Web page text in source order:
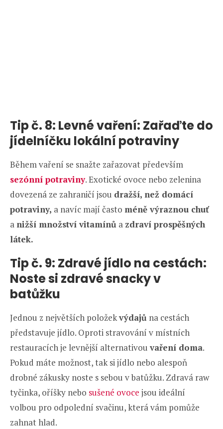
Tip č. 8: Levné vaření: Zařaďte do
jídelníčku lokální potraviny
Během vaření se snažte zařazovat především
sezónní potraviny. Exotické ovoce nebo zelenina
dovezená ze zahraničí jsou dražší, než domácí
potraviny, a navíc mají často méně výraznou chuť
a nižší množství vitamínů a zdraví prospěšných
látek.
Tip č. 9: Zdravé jídlo na cestách:
Noste si zdravé snacky v
batůžku
Jednou z největších položekvýdajů na cestách
představuje jídlo. Oproti stravování v místních
restauracích je levnější alternativou vaření doma.
Pokud máte možnost, tak si jídlo nebo alespoň
drobné zákusky noste s sebou v batůžku. Zdravá raw
tyčinka, oříšky nebo sušené ovoce jsou ideální
volbou pro odpolední svačinu, která vám pomůže
zahnat hlad.